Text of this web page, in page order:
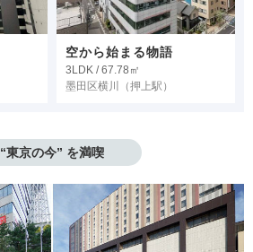
空から始まる物語
3LDK / 67.78㎡
墨田区横川
（押上駅）
“東京の今” を満喫